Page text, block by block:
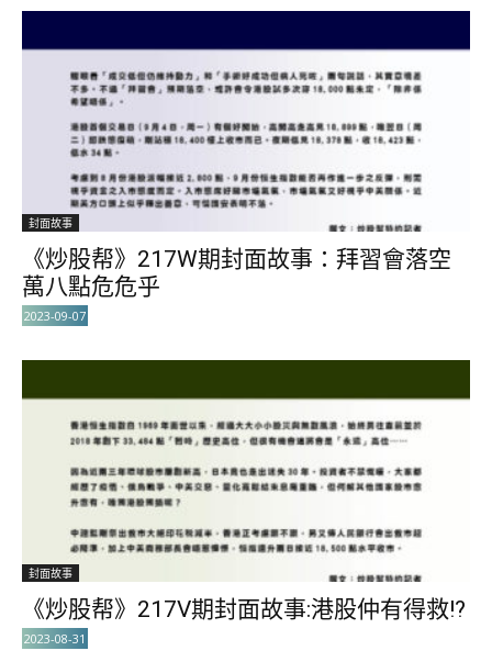
封面故事
《炒股帮》217W期封面故事：拜習會落空
萬八點危危乎
2023-09-07
封面故事
《炒股帮》217V期封面故事:港股仲有得救!?
2023-08-31